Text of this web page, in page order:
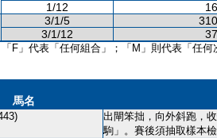
1/12
3/1/5
3/1/12
F」代表「任何組合」；「M」則代表「任何
馬名
出閘笨拙，向外斜跑，
駒」。賽後須抽取樣本